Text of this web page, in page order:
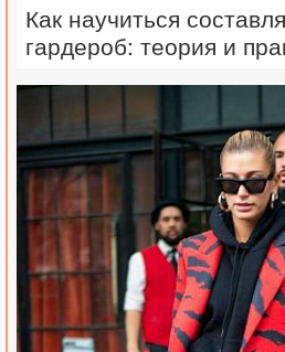
Как научиться
гардероб: теория и